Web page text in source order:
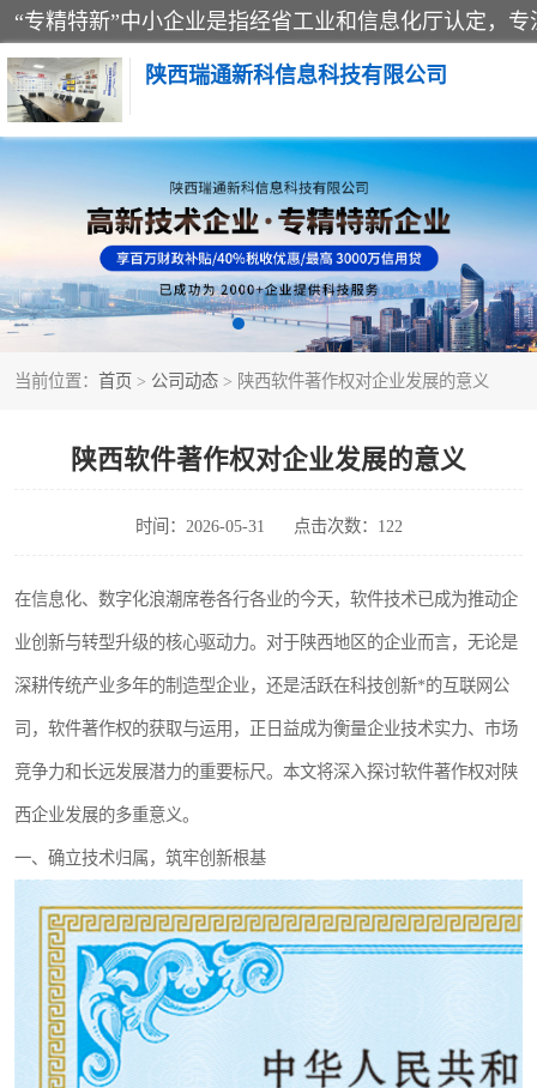
陕西瑞通新科信息科技有限公司
当前位置： 首页 > 公司动态 > 陕西软件著作权对企业发展的意义
陕西软件著作权对企业发展的意义
时间：2026-05-31 点击次数：122
在信息化、数字化浪潮席卷各行各业的今天，软件技术已成为推动企
业创新与转型升级的核心驱动力。对于陕西地区的企业而言，无论是
深耕传统产业多年的制造型企业，还是活跃在科技创新*的互联网公
司，软件著作权的获取与运用，正日益成为衡量企业技术实力、市场
竞争力和长远发展潜力的重要标尺。本文将深入探讨软件著作权对陕
西企业发展的多重意义。
一、确立技术归属，筑牢创新根基